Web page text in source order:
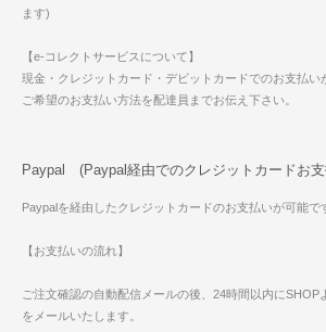
ます)
【e-コレクトサービスについて】
現金・クレジットカード・デビットカードでのお支払い
ご希望のお支払い方法を配達員までお伝え下さい。
Paypal (Paypal経由でのクレジットカードお
Paypalを経由したクレジットカードのお支払いが可能で
【お支払いの流れ】
ご注文確認の自動配信メールの後、24時間以内にSHOP
をメールいたします。